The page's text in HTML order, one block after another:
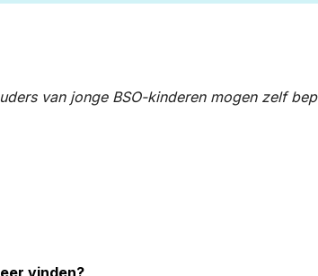
van jonge BSO-kinderen mogen zelf
vinden?